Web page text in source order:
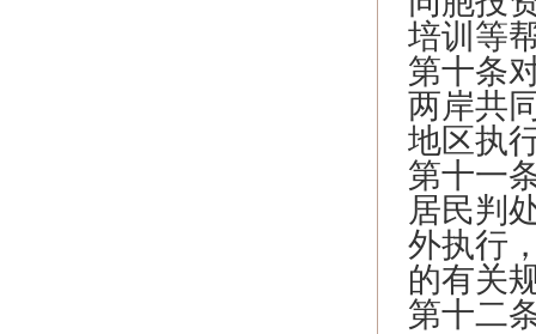
培训等
第十条
两岸共
地区执
第十一
居民判
外执行
的有关
第十二